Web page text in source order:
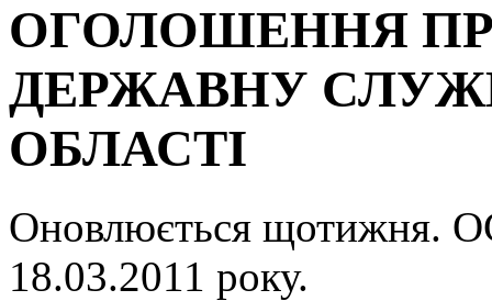
ОГОЛОШЕННЯ
ДЕРЖАВНУ
ОБЛАСТІ
Оновлюється
18.03.2011 року.